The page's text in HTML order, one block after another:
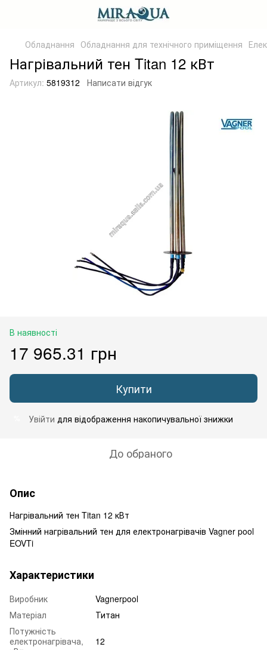
Обладнання Обладнання для технічного приміщення
Нагрівальний тен Titan 12 кВт
Артикул: 5819312 Написати відгук
В наявності
17 965.31 грн
Купити
Увійти для відображення накопичувальної знижки
До обраного
Опис
Нагрівальний тен Titan 12 кВт
Змінний нагрівальний тен для електронагрівачів Vagner pool
EOVTi
Характеристики
Виробник
Vagnerpool
Матеріал
Титан
Потужність
електронагрівача,
12